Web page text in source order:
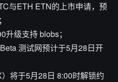
与ETH ETN的上市申请，预
升级支持 blobs；
测试网预计于5月28日开
将于5月28日 8:00时解锁约